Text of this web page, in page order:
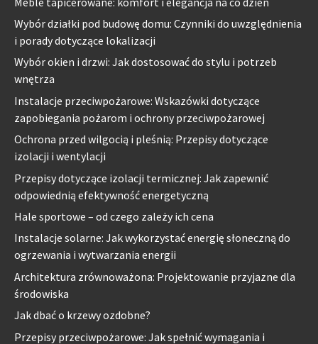
Wybór działki pod budowę domu: Czynniki do uwzględnienia
i porady dotyczące lokalizacji
Wybór okien i drzwi: Jak dostosować do stylu i potrzeb
wnętrza
Instalacje przeciwpożarowe: Wskazówki dotyczące
zapobiegania pożarom i ochrony przeciwpożarowej
Ochrona przed wilgocią i pleśnią: Przepisy dotyczące
izolacji i wentylacji
Przepisy dotyczące izolacji termicznej: Jak zapewnić
odpowiednią efektywność energetyczną
Hale sportowe – od czego zależy ich cena
Instalacje solarne: Jak wykorzystać energię słoneczną do
ogrzewania i wytwarzania energii
Architektura zrównoważona: Projektowanie przyjazne dla
środowiska
Jak dbać o krzewy ozdobne?
Przepisy przeciwpożarowe: Jak spełnić wymagania i